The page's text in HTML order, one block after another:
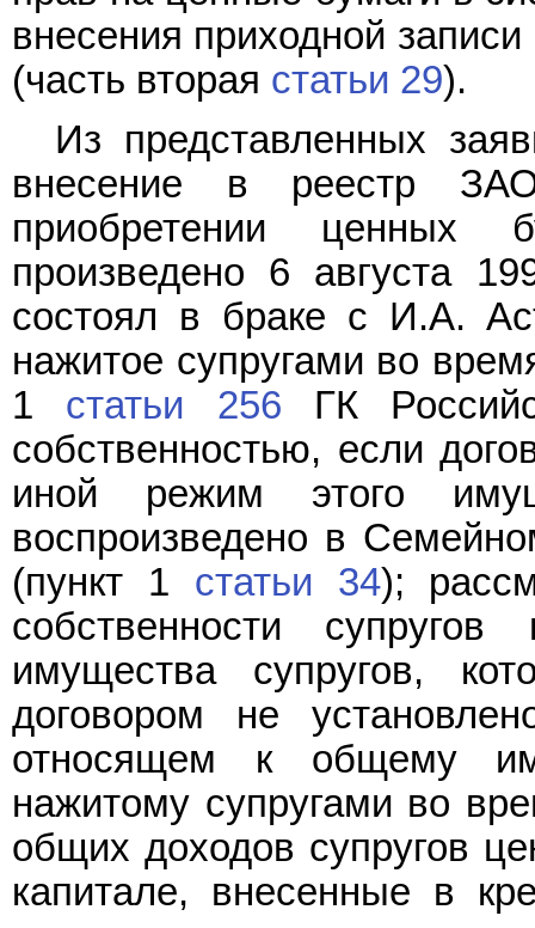
внесения приходной
(часть вторая статьи 29).
Из представленных
внесение в реестр
приобретении
произведено 6 августа
состоял в браке с И.А.
нажитое супругами во
1 статьи 256 ГК
собственностью, если
иной режим этого
воспроизведено в
(пункт 1 статьи 34);
собственности
имущества супругов,
договором не
относящем к общему
нажитому супругами во
общих доходов супругов
капитале, внесенные в